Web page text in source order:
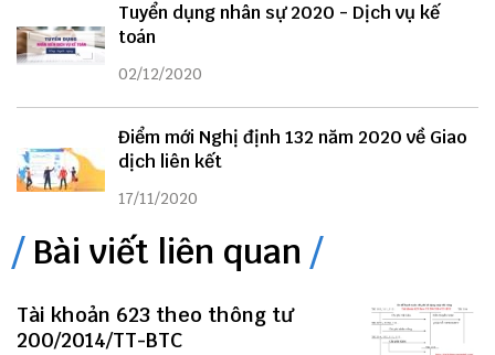
Tuyển dụng nhân sự 2020 - Dịch vụ kế
toán
02/12/2020
Điểm mới Nghị định 132 năm 2020 về Giao
dịch liên kết
17/11/2020
Bài viết liên quan
Tài khoản 623 theo thông tư
200/2014/TT-BTC